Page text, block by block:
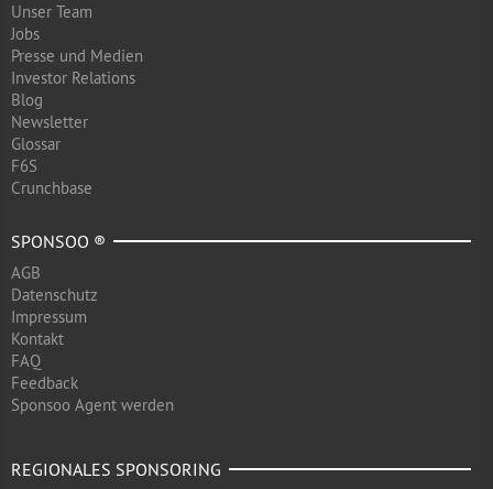
Unser Team
Jobs
Presse und Medien
Investor Relations
Blog
Newsletter
Glossar
F6S
Crunchbase
SPONSOO ®
AGB
Datenschutz
Impressum
Kontakt
FAQ
Feedback
Sponsoo Agent werden
REGIONALES SPONSORING